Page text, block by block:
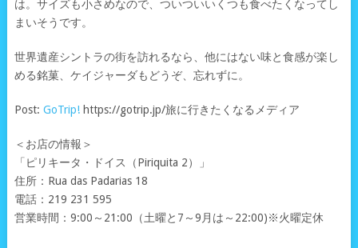
は。サイズも小さめなので、ついついいくつも食べたくなってし
まいそうです。
世界遺産シントラの街を訪れるなら、他にはない味と食感が楽し
める銘菓、ケイジャーダもどうぞ、忘れずに。
Post: GoTrip!https://gotrip.jp/旅に行きたくなるメディア
＜お店の情報＞
「ピリキータ・ドイス（Piriquita 2）」
住所：Rua das Padarias 18
電話：219 231 595
営業時間：9:00～21:00（土曜と7～9月は～22:00)※火曜定休